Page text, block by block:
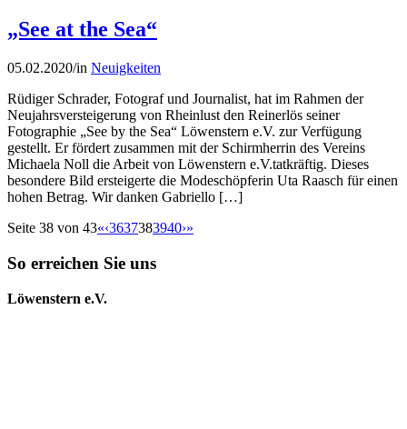
„See at the Sea“
05.02.2020/in Neuigkeiten
Rüdiger Schrader, Fotograf und Journalist, hat im Rahmen der
Neujahrsversteigerung von Rheinlust den Reinerlös seiner
Fotographie „See by the Sea“ Löwenstern e.V. zur Verfügung
gestellt. Er fördert zusammen mit der Schirmherrin des Vereins
Michaela Noll die Arbeit von Löwenstern e.V.tatkräftig. Dieses
besondere Bild ersteigerte die Modeschöpferin Uta Raasch für einen
hohen Betrag. Wir danken Gabriello […]
Seite 38 von 43«‹3637383940›»
So erreichen Sie uns
Löwenstern e.V.